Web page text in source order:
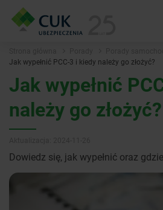
Jak wypełnić PCC-3 i kiedy należy go złożyć?
Jak wypełnić
należy go złożyć?
Dowiedz się, jak wypełnić oraz